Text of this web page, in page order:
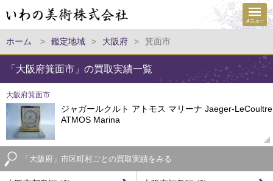
ホーム > 鑑定地域 > 大阪府 > 箕面市
「大阪府箕面市」の買取実績一覧
大阪府箕面市
ジャガールクルト アトモス マリーナ Jaeger-LeCoultre
ATMOS Marina
「大阪府」市区町村ごとの買取実績をみる